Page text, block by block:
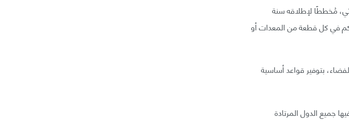
مُخططًا لإطلاقه سنة
في كل قطعة من المعدات أو
بتوفير قواعد أساسية
جميع الدول المرتادة